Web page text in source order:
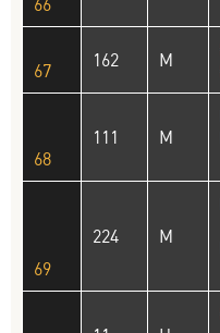
66
67 162 M
68
111 M
69
224 M